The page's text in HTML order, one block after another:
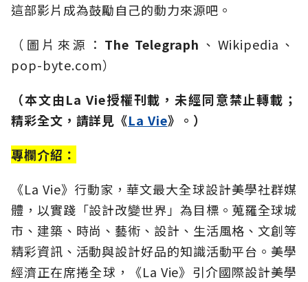
這部影片成為鼓勵自己的動力來源吧。
（ 圖片來源： The Telegraph 、 Wikipedia 、​
pop-byte.com）
（本文由La Vie授權刊載，未經同意禁止轉載；
精彩全文，請詳見《La Vie》。）
專欄介紹：
《La Vie》行動家，華文最大全球設計美學社群媒
體，以實踐「設計改變世界」為目標。蒐羅全球城
市、建築、時尚、藝術、設計、生活風格、文創等
精彩資訊、活動與設計好品的知識活動平台。美學
經濟正在席捲全球，《La Vie》引介國際設計美學